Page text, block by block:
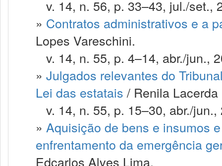
v. 14, n. 56, p. 33–43, jul./set.,
» Contratos administrativos e a
Lopes Vareschini.
v. 14, n. 55, p. 4–14, abr./jun.,
» Julgados relevantes do
Lei das estatais / Renila
v. 14, n. 55, p. 15–30, abr./jun.,
» Aquisição de bens e insumos
enfrentamento da emergência
Edcarlos Alves Lima.